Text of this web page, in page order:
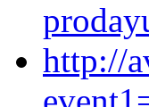
http://